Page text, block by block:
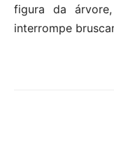
figura da
interrompe